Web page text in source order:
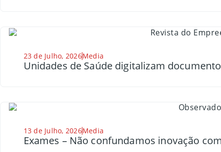
23 de Julho, 2026Media
Unidades de Saúde digitalizam
13 de Julho, 2026Media
Exames – Não confundamos inovação